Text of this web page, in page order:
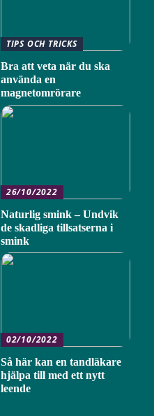
TIPS OCH TRICKS
Bra att veta när du ska
använda en
magnetomrörare
26/10/2022
Naturlig smink – Undvik
de skadliga tillsatserna i
smink
02/10/2022
Så här kan en tandläkare
hjälpa till med ett nytt
leende